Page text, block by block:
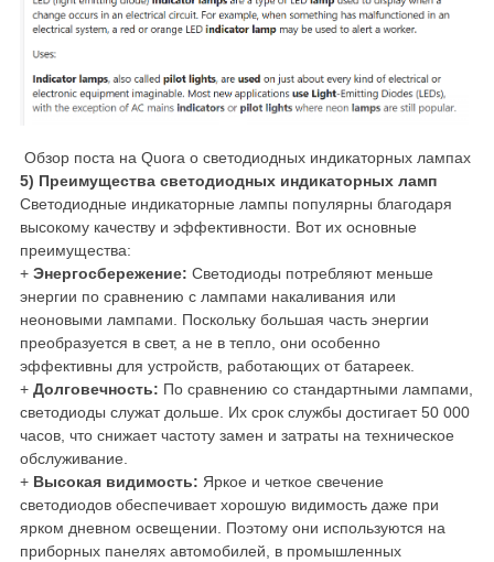
Обзор поста на Quora о светодиодных индикаторных лампах
5) Преимущества светодиодных индикаторных ламп
Светодиодные индикаторные лампы популярны благодаря
высокому качеству и эффективности. Вот их основные
преимущества:
+ Энергосбережение: Светодиоды потребляют меньше
энергии по сравнению с лампами накаливания или
неоновыми лампами. Поскольку большая часть энергии
преобразуется в свет, а не в тепло, они особенно
эффективны для устройств, работающих от батареек.
+ Долговечность: По сравнению со стандартными лампами,
светодиоды служат дольше. Их срок службы достигает 50 000
часов, что снижает частоту замен и затраты на техническое
обслуживание.
+ Высокая видимость: Яркое и четкое свечение
светодиодов обеспечивает хорошую видимость даже при
ярком дневном освещении. Поэтому они используются на
приборных панелях автомобилей, в промышленных